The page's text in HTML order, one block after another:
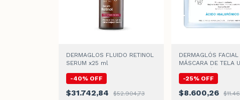
DERMAGLOS FLUIDO RETINOL
SERUM x25 ml
-40% OFF
$31.742,84
$52.904,73
DERMAGLÓS FACIAL
MÁSCARA DE TELA
-25% OFF
$8.600,26